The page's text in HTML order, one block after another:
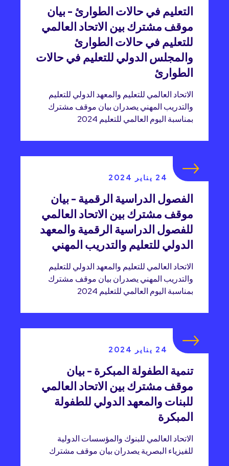
التعليم في حالات الطوارئ - بيان
موقف مشترك بين الاتحاد العالمي
للتعليم في حالات الطوارئ
والمجلس الدولي للتعليم في حالات
الطوارئ
الاتحاد العالمي للتعليم والمعهد الدولي للتعليم
والتدريب المهني يصدران بيان موقف مشترك
بمناسبة اليوم العالمي للتعليم 2024
24 يناير 2024
الفصول الدراسية الرقمية - بيان
موقف مشترك بين الاتحاد العالمي
للفصول الدراسية الرقمية والمعهد
الدولي للتعليم والتدريب المهني
الاتحاد العالمي للتعليم والمعهد الدولي للتعليم
والتدريب المهني يصدران بيان موقف مشترك
بمناسبة اليوم العالمي للتعليم 2024
24 يناير 2024
تنمية الطفولة المبكرة - بيان
موقف مشترك بين الاتحاد العالمي
للبنات والمعهد الدولي للطفولة
المبكرة
الاتحاد العالمي للبنوك والمؤسسات الدولية
للفيزياء البصرية يصدران بيان موقف مشترك